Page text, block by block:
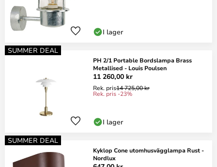
I lager
SUMMER DEAL
PH 2/1 Portable Bordslampa Brass
Metallised - Louis Poulsen
11 260,00 kr
Rek. pris14 725,00 kr
Rek. pris -23%
I lager
SUMMER DEAL
Kyklop Cone utomhusvägglampa Rust -
Nordlux